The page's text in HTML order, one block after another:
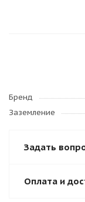
Бренд
Заземление
Задать
Оплата и